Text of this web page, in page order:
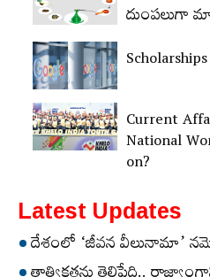
దుంపలుగా
Current
National
on?
Latest Updates
దేశంలో ‘జీవన వీలునామా’